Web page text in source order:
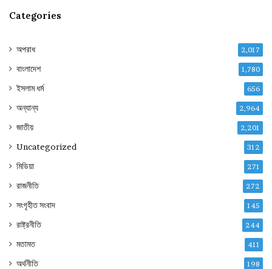
Categories
অপরাধ 2,017
বাংলাদেশ 1,780
ইসলাম ধর্ম 656
অন্যান্য 2,964
জাতীয় 2,201
Uncategorized 312
মিডিয়া 271
রাজনীতি 272
সংগৃহীত সংবাদ 145
রাষ্ট্রনীতি 244
মতামত 411
অর্থনীতি 198